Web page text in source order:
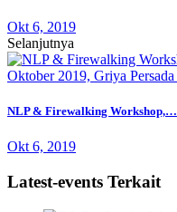
Okt 6, 2019
Selanjutnya
NLP & Firewalking Workshop,…
Okt 6, 2019
Latest-events Terkait